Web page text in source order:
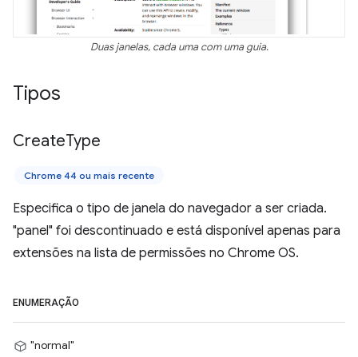
Duas janelas, cada uma com uma guia.
Tipos
CreateType
Chrome 44 ou mais recente
Especifica o tipo de janela do navegador a ser criada.
"panel" foi descontinuado e está disponível apenas para
extensões na lista de permissões no Chrome OS.
ENUMERAÇÃO
"normal"